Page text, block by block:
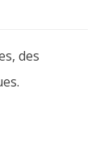
des